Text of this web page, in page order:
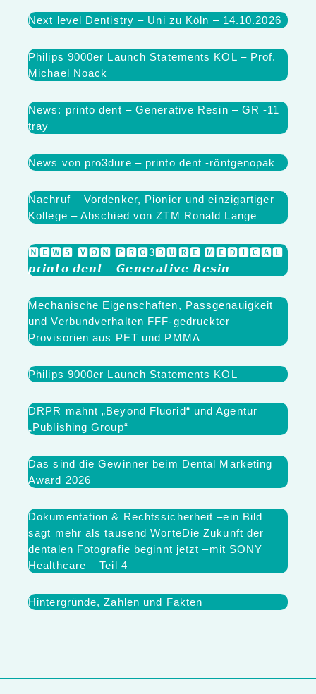
Next level Dentistry – Uni zu Köln – 14.10.2026
Philips 9000er Launch Statements KOL – Prof.
Michael Noack
News: printo dent – Generative Resin – GR -11
tray
News von pro3dure – printo dent -röntgenopak
Nachruf – Vordenker, Pionier und einzigartiger
Kollege – Abschied von ZTM Ronald Lange
🅽🅴🆆🆂 🆅🅾🅽 🅿🆁🅾3🅳🆄🆁🅴 🅼🅴🅳🅸🅲🅰🅻
𝙥𝙧𝙞𝙣𝙩𝙤 𝙙𝙚𝙣𝙩 – 𝙂𝙚𝙣𝙚𝙧𝙖𝙩𝙞𝙫𝙚 𝙍𝙚𝙨𝙞𝙣
Mechanische Eigenschaften, Passgenauigkeit
und Verbundverhalten FFF-gedruckter
Provisorien aus PET und PMMA
Philips 9000er Launch Statements KOL
DRPR mahnt „Beyond Fluorid“ und Agentur
„Publishing Group“
Das sind die Gewinner beim Dental Marketing
Award 2026
Dokumentation & Rechtssicherheit –ein Bild
sagt mehr als tausend WorteDie Zukunft der
dentalen Fotografie beginnt jetzt –mit SONY
Healthcare – Teil 4
Hintergründe, Zahlen und Fakten